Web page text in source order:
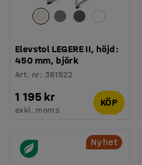
Elevstol LEGERE II, höjd:
450 mm, björk
Art. nr: 361522
1 195 kr
exkl. moms
KÖP
Nyhet